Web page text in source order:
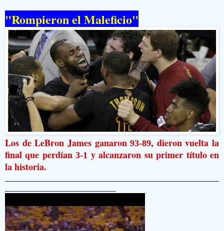
"Rompieron el Maleficio"
Los de LeBron James ganaron93-89, dieron vuelta la
final que perdían3-1 y alcanzaron su primer título en
la historia.